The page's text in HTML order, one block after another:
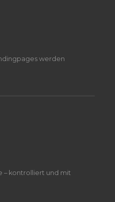
werden
– kontrolliert und mit